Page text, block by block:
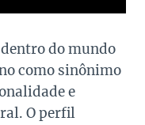
do mundo
como sinônimo
e
O perfil